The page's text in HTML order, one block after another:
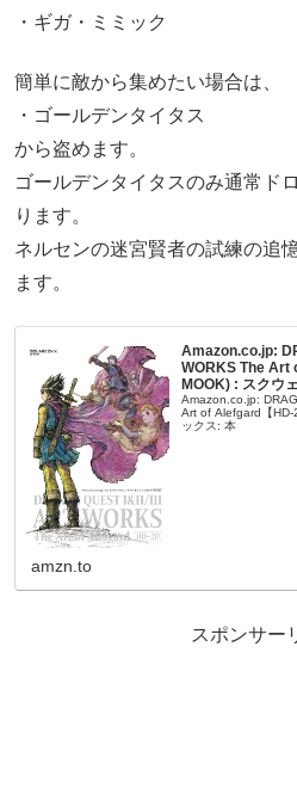
・ギガ・ミミック
簡単に敵から集めたい場合は、
・ゴールデンタイタス
から盗めます。
ゴールデンタイタスのみ通常ド
ります。
ネルセンの迷宮賢者の試練の追
ます。
Amazon.co.jp:
WORKS The Art
MOOK) : スクウ
Amazon.co.jp:
Art of Alefgard【HD-
ックス: 本
amzn.to
スポンサー